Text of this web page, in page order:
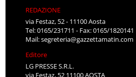
REDAZIONE
via Festaz, 52 - 11100 Aosta
Tel: 0165/231711 - Fax: 0165/1820141
Mail:segreteria@gazzettamatin.com
Editore
LG PRESSE S.R.L.